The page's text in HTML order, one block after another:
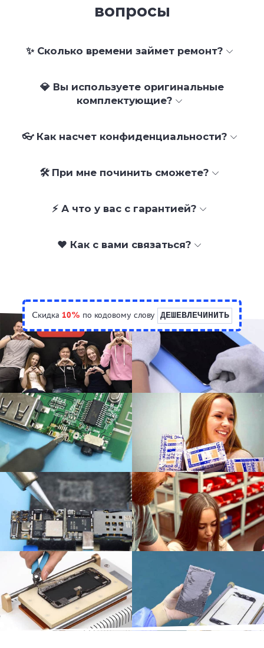
вопросы
✨ Сколько времени займет ремонт?
💎 Вы используете оригинальные
комплектующие?
👓 Как насчет конфиденциальности?
🛠 При мне починить сможете?
⚡ А что у вас с гарантией?
❤️ Как с вами связаться?
Скидка 10% по кодовому слову ДЕШЕВЛЕЧИНИТЬ